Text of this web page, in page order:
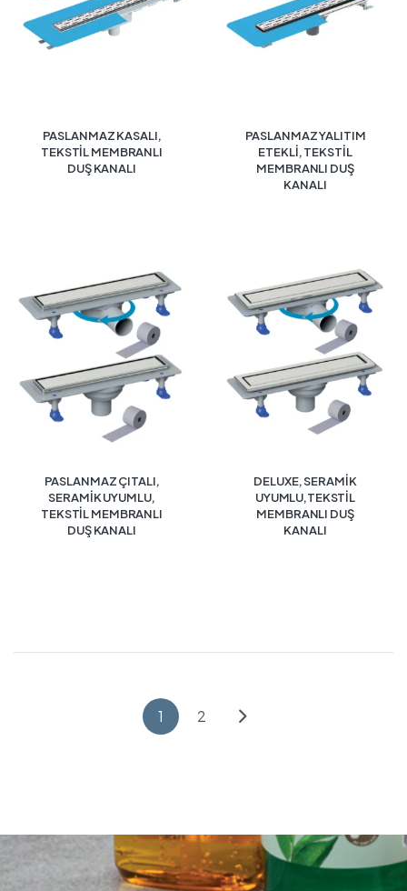
PASLANMAZ KASALI,
TEKSTİL MEMBRANLI
DUŞ KANALI
PASLANMAZ YALITIM
ETEKLİ, TEKSTİL
MEMBRANLI DUŞ
KANALI
PASLANMAZ ÇITALI,
SERAMİK UYUMLU,
TEKSTİL MEMBRANLI
DUŞ KANALI
DELUXE, SERAMİK
UYUMLU,TEKSTİL
MEMBRANLI DUŞ
KANALI
1 2